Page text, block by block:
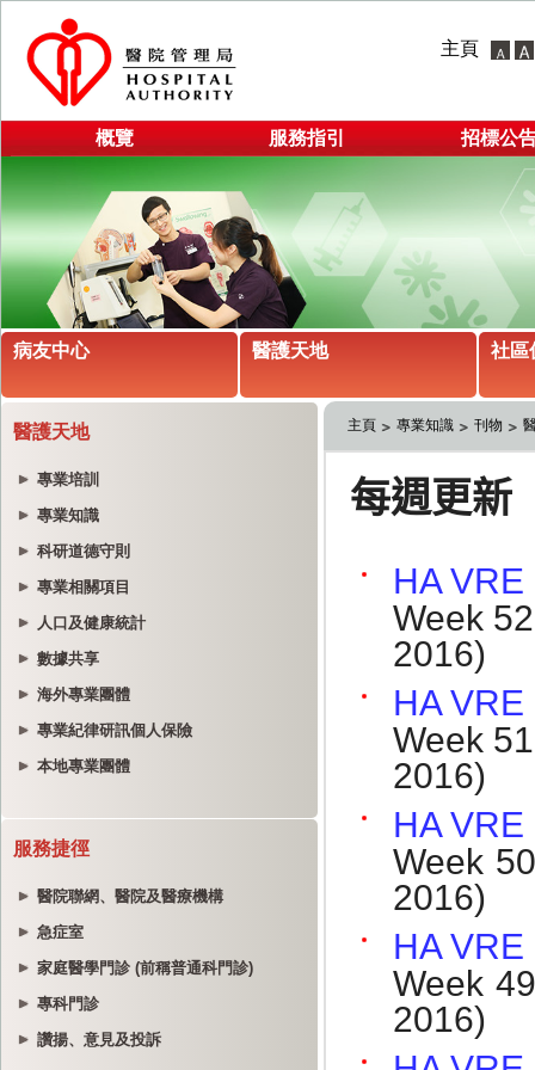
主頁
概覽 服務指引 招標公
病友中心 醫護天地 社區
醫護天地
專業培訓
專業知識
科研道德守則
專業相關項目
人口及健康統計
數據共享
海外專業團體
專業紀律研訊個人保險
本地專業團體
服務捷徑
醫院聯網、醫院及醫療機構
急症室
家庭醫學門診 (前稱普通科門診)
專科門診
讚揚、意見及投訴
主頁 專業知識 刊物